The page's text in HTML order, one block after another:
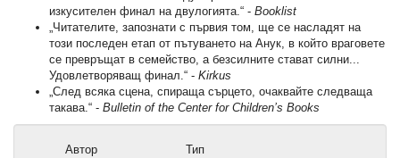
изкусителен финал на двулогията.“ - Booklist
„Читателите, запознати с първия том, ще се насладят на
този последен етап от пътуването на Анук, в който враговете
се превръщат в семейство, а безсилните стават силни...
Удовлетворяващ финал.“ - Kirkus
„След всяка сцена, спираща сърцето, очаквайте следваща
такава.“ - Bulletin of the Center for Children’s Books
Автор
Тип